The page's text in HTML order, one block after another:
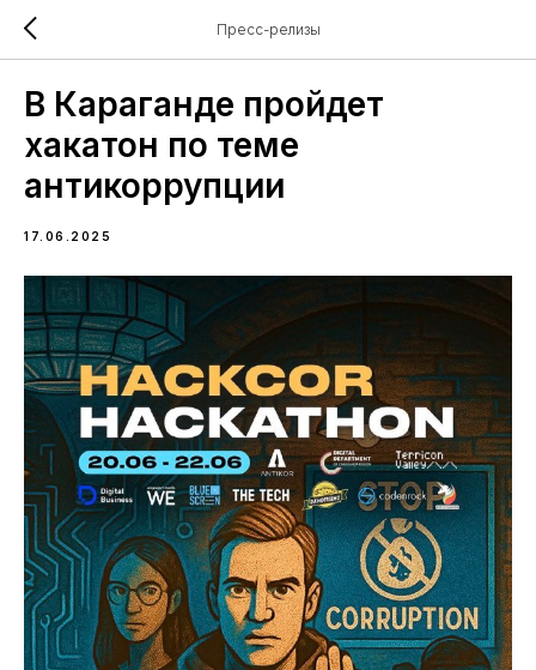
Пресс-релизы
В Караганде пройдет
хакатон по теме
антикоррупции
17.06.2025